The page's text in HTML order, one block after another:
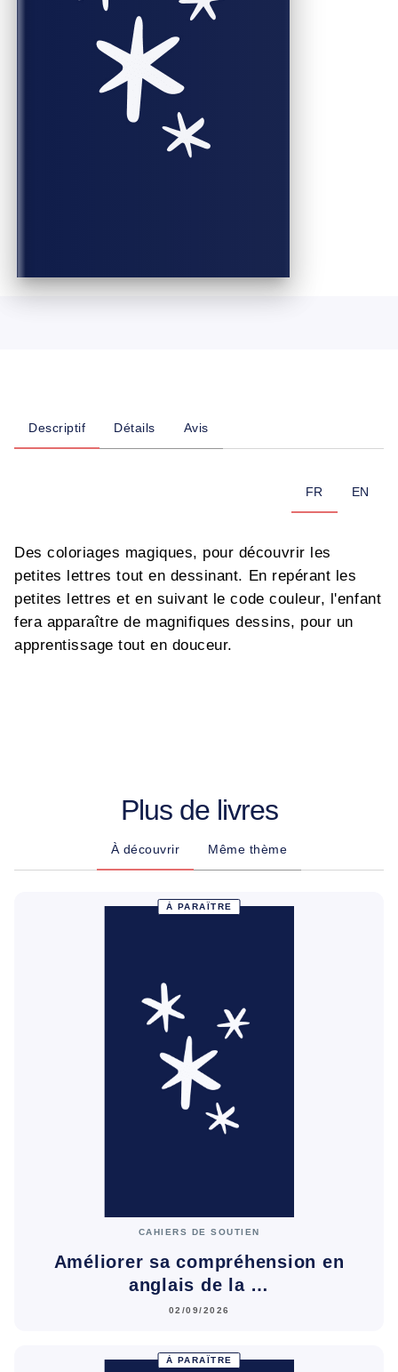
Descriptif Détails Avis
FR EN
Des coloriages magiques, pour découvrir les
petites lettres tout en dessinant. En repérant les
petites lettres et en suivant le code couleur, l'enfant
fera apparaître de magnifiques dessins, pour un
apprentissage tout en douceur.
Plus de livres
À découvrir Même thème
À PARAÎTRE
CAHIERS DE SOUTIEN
Améliorer sa compréhension en
anglais de la …
02/09/2026
À PARAÎTRE